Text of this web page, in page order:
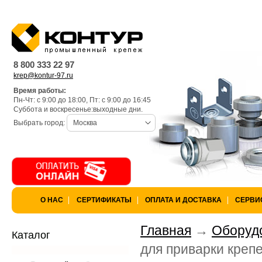
8 800 333 22 97
krep@kontur-97.ru
Время работы:
Пн-Чт: с 9:00 до 18:00, Пт: с 9:00 до 16:45
Суббота и воскресенье:выходные дни.
Выбрать город:
Москва
О НАС СЕРТИФИКАТЫ ОПЛАТА И ДОСТАВКА
Главная
для приварки
Каталог
Warning: is_dir(): open_basedir
k97/lang) is not within the
/var/www/privarka-k97/data/
k97.ru/bitrix/modules/main/lib/
Warning: is_dir(): open_basedir
not within the allowed path(s): (/
/var/www/privarka-k97/data/
k97.ru/bitrix/modules/main/lib/